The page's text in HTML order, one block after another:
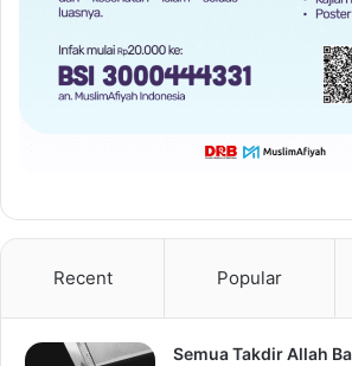
Recent Popular
Semua Takdir Allah